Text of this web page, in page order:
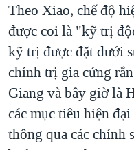
Theo Xiao, chế độ
được coi là "kỹ trị
kỹ trị được đặt dưới
chính trị gia cứng
Giang và bây giờ là
các mục tiêu hiện
thông qua các chính